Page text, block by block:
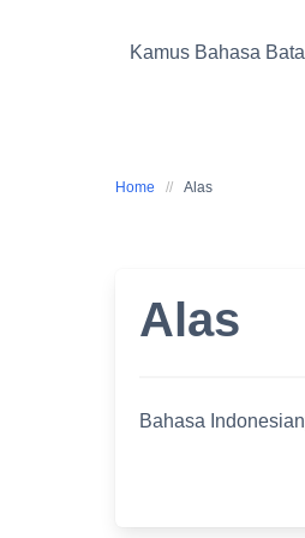
Kamus Bahasa
Home Alas
Alas
Bahasa